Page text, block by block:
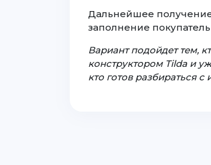
Дальнейшее получение
заполнение
Вариант подойдет тем,
конструктором Tilda и
кто готов разбираться с